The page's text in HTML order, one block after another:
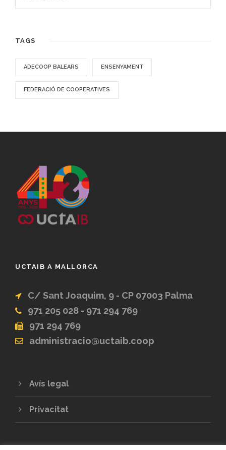
TAGS
ADECOOP BALEARS ENSENYAMENT
FEDERACIÓ DE COOPERATIVES
UCTAIB A MALLORCA
C/ Sant Joaquim, 9 - CP 07003 Palma
971 205 028 - 971 294 769
971 294 769
administracio@uctaib.coop
Avís legal
Privacitat